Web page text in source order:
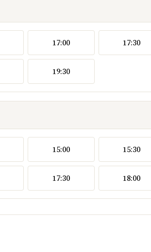
17:00 17:30
19:30
15:00 15:30
17:30 18:00